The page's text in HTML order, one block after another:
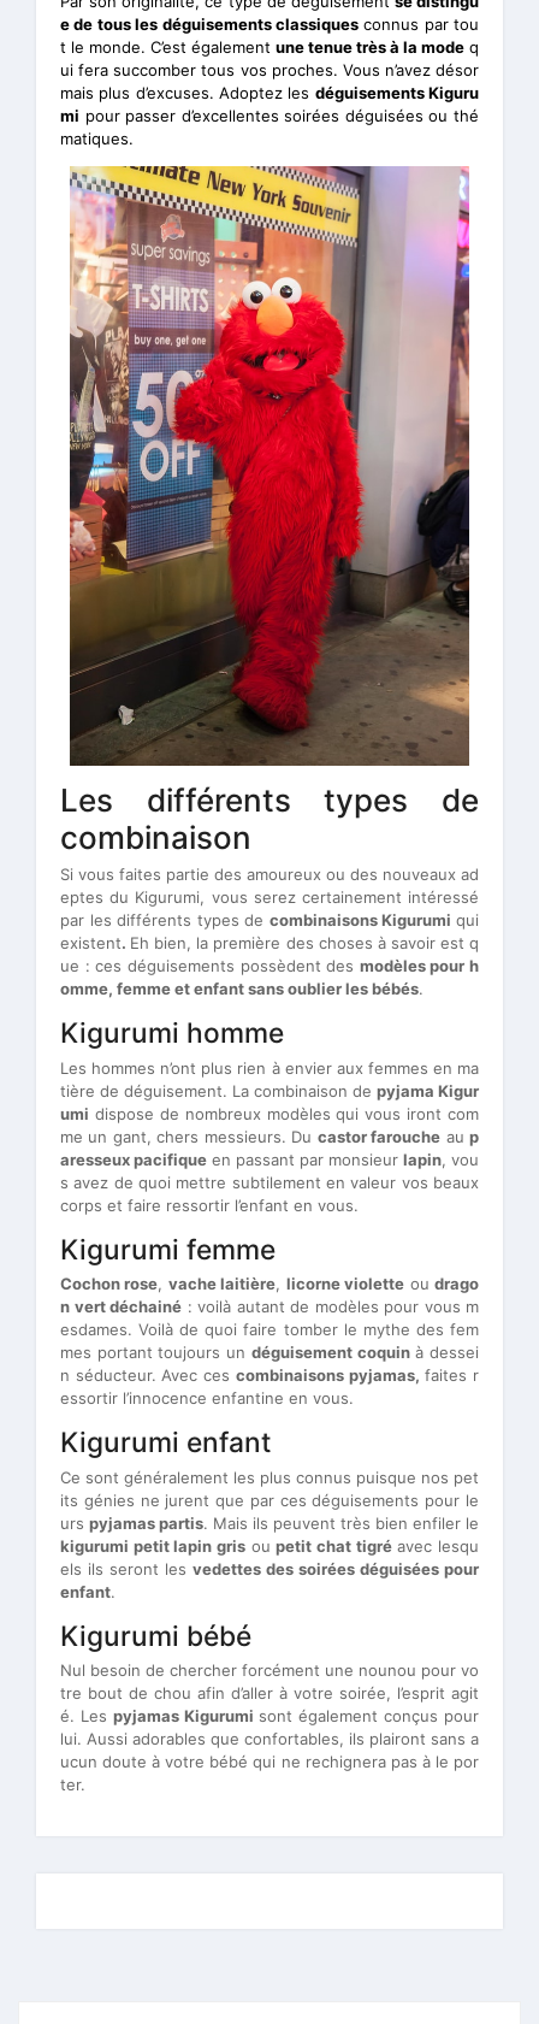
e de tous les déguisements classiquesconnus par tou
t le monde. C’est également une tenue très à la mode q
ui fera succomber tous vos proches. Vous n’avez désor
mais plus d’excuses. Adoptez les déguisements Kiguru
mi pour passer d’excellentes soirées déguisées ou thé
matiques.
Les différents types de
combinaison
Si vous faites partie des amoureux ou des nouveaux ad
eptes du Kigurumi, vous serez certainement intéressé
par les différents types de combinaisons Kigurumiqui
existent. Eh bien, la première des choses à savoir est q
ue : ces déguisements possèdent des modèles pour h
omme, femme et enfant sans oublier les bébés.
Kigurumi homme
Les hommes n’ont plus rien à envier aux femmes en ma
tière de déguisement. La combinaison de pyjama Kigur
umi dispose de nombreux modèles qui vous iront com
me un gant, chers messieurs. Du castor farouche aup
aresseux pacifique en passant par monsieur lapin, vou
s avez de quoi mettre subtilement en valeur vos beaux
corps et faire ressortir l’enfant en vous.
Kigurumi femme
Cochon rose, vache laitière, licorne violette oudrago
n vert déchainé : voilà autant de modèles pour vous m
esdames. Voilà de quoi faire tomber le mythe des fem
mes portant toujours un déguisement coquinà dessei
n séducteur. Avec ces combinaisons pyjamas, faites r
essortir l’innocence enfantine en vous.
Kigurumi enfant
Ce sont généralement les plus connus puisque nos pet
its génies ne jurent que par ces déguisements pour le
urs pyjamas partis. Mais ils peuvent très bien enfiler le
kigurumi petit lapin gris oupetit chat tigréavec lesqu
els ils seront les vedettes des soirées déguisées pour
enfant.
Kigurumi bébé
Nul besoin de chercher forcément une nounou pour vo
tre bout de chou afin d’aller à votre soirée, l’esprit agit
é. Les pyjamas Kigurumi sont également conçus pour
lui. Aussi adorables que confortables, ils plairont sans a
ucun doute à votre bébé qui ne rechignera pas à le por
ter.